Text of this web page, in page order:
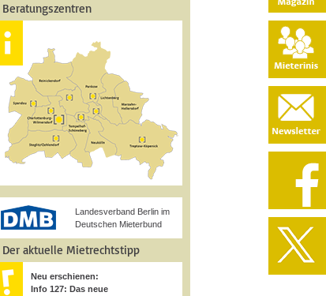
Beratungszentren
Landesverband Berlin im
Deutschen Mieterbund
Der aktuelle Mietrechtstipp
Neu erschienen:
Info 127: Das neue